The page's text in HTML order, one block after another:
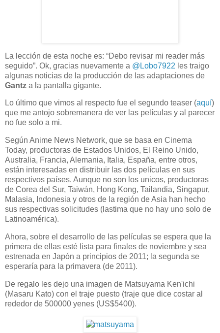
La lección de esta noche es: “Debo revisar mi reader más
seguido”. Ok, gracias nuevamente a @Lobo7922 les traigo
algunas noticias de la producción de las adaptaciones de
Gantz a la pantalla gigante.
Lo último que vimos al respecto fue el segundo teaser (aquí)
que me antojo sobremanera de ver las películas y al parecer
no fue solo a mi.
Según Anime News Network, que se basa en Cinema
Today, productoras de Estados Unidos, El Reino Unido,
Australia, Francia, Alemania, Italia, España, entre otros,
están interesadas en distribuir las dos películas en sus
respectivos países. Aunque no son los unicos, productoras
de Corea del Sur, Taiwán, Hong Kong, Tailandia, Singapur,
Malasia, Indonesia y otros de la región de Asia han hecho
sus respectivas solicitudes (lastima que no hay uno solo de
Latinoamérica).
Ahora, sobre el desarrollo de las películas se espera que la
primera de ellas esté lista para finales de noviembre y sea
estrenada en Japón a principios de 2011; la segunda se
esperaría para la primavera (de 2011).
De regalo les dejo una imagen de Matsuyama Ken'ichi
(Masaru Kato) con el traje puesto (traje que dice costar al
rededor de 500000 yenes (US$5400).